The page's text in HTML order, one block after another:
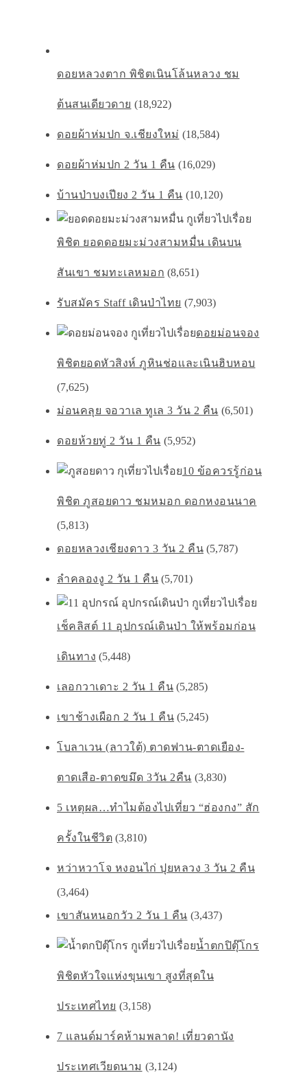
ดอยหลวงตาก พิชิตเนินโล้นหลวง ชม
ต้นสนเดียวดาย (18,922)
ดอยผ้าห่มปก จ.เชียงใหม่ (18,584)
ดอยผ้าห่มปก 2 วัน 1 คืน (16,029)
บ้านป่าบงเปียง 2 วัน 1 คืน (10,120)
พิชิต ยอดดอยมะม่วงสามหมื่น เดินบน
สันเขา ชมทะเลหมอก (8,651)
รับสมัคร Staff เดินป่าไทย (7,903)
ดอยม่อนจอง
พิชิตยอดหัวสิงห์ ภูหินช่อเเละเนินฮิบหอบ
(7,625)
ม่อนคลุย จอวาเล ทูเล 3 วัน 2 คืน (6,501)
ดอยห้วยทู่ 2 วัน 1 คืน (5,952)
10 ข้อควรรู้ก่อน
พิชิต ภูสอยดาว ชมหมอก ดอกหงอนนาค
(5,813)
ดอยหลวงเชียงดาว 3 วัน 2 คืน (5,787)
ลำคลองงู 2 วัน 1 คืน (5,701)
เช็คลิสต์ 11 อุปกรณ์เดินป่า ให้พร้อมก่อน
เดินทาง (5,448)
เลอกวาเดาะ 2 วัน 1 คืน (5,285)
เขาช้างเผือก 2 วัน 1 คืน (5,245)
โบลาเวน (ลาวใต้) ตาดฟาน-ตาดเยือง-
ตาดเสือ-ตาดขมึด 3วัน 2คืน (3,830)
5 เหตุผล…ทำไมต้องไปเที่ยว “ฮ่องกง” สัก
ครั้งในชีวิต (3,810)
หว่าหวาโจ หงอนไก่ ปุยหลวง 3 วัน 2 คืน
(3,464)
เขาสันหนอกวัว 2 วัน 1 คืน (3,437)
น้ำตกปิตุ๊โกร
พิชิตหัวใจเเห่งขุนเขา สูงที่สุดใน
ประเทศไทย (3,158)
7 แลนด์มาร์คห้ามพลาด! เที่ยวดานัง
ประเทศเวียดนาม (3,124)